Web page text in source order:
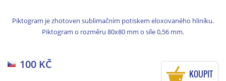
Piktogram je zhotoven sublimačním potiskem eloxovaného hliníku.
Piktogram o rozměru 80x80 mm o síle 0,56 mm.
100 KČ
KOUPIT